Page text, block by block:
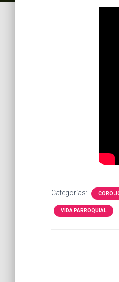
Categorías: CORO
VIDA PARROQUIAL